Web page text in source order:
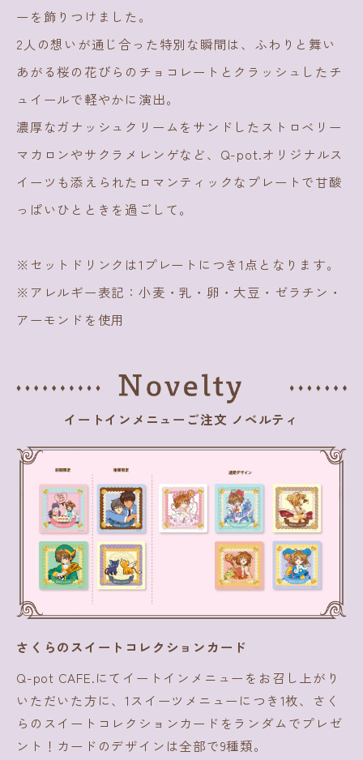
ーを飾りつけました。
2人の想いが通じ合った特別な瞬間は、ふわりと舞い
あがる桜の花びらのチョコレートとクラッシュしたチ
ュイールで軽やかに演出。
濃厚なガナッシュクリームをサンドしたストロベリー
マカロンやサクラメレンゲなど、Q-pot.オリジナルス
イーツも添えられたロマンティックなプレートで甘酸
っぱいひとときを過ごして。
※セットドリンクは1プレートにつき1点となります。
※アレルギー表記：小麦・乳・卵・大豆・ゼラチン・
アーモンドを使用
イートインメニューご注文 ノベルティ
さくらのスイートコレクションカード
Q-pot CAFE.にてイートインメニューをお召し上がり
いただいた方に、1スイーツメニューにつき1枚、さく
らのスイートコレクションカードをランダムでプレゼ
ント！カードのデザインは全部で9種類。